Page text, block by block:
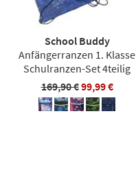
School Buddy
Anfängerranzen 1. Klasse
Schulranzen-Set 4teilig
169,90 €99,99 €